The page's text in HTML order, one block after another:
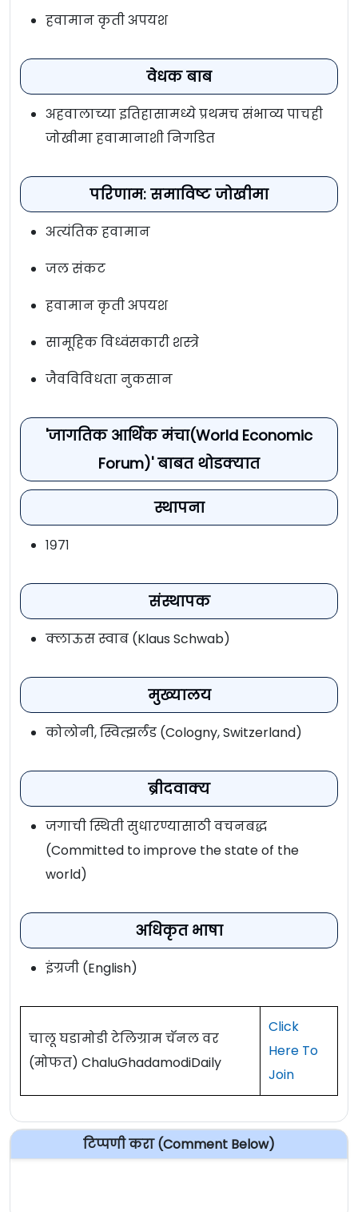
हवामान कृती अपयश
वेधक बाब
अहवालाच्या इतिहासामध्ये प्रथमच संभाव्य पाचही
जोखीमा हवामानाशी निगडित
परिणाम: समाविष्ट जोखीमा
अत्यंतिक हवामान
जल संकट
हवामान कृती अपयश
सामूहिक विध्वंसकारी शस्त्रे
जैवविविधता नुकसान
'जागतिक आर्थिक मंचा(World Economic
Forum)' बाबत थोडक्यात
स्थापना
१९७१
संस्थापक
क्लाऊस स्वाब (Klaus Schwab)
मुख्यालय
कोलोनी, स्वित्झर्लंड (Cologny, Switzerland)
ब्रीदवाक्य
जगाची स्थिती सुधारण्यासाठी वचनबद्ध
(Committed to improve the state of the
world)
अधिकृत भाषा
इंग्रजी (English)
चालू घडामोडी टेलिग्राम चॅनल वर
(मोफत) ChaluGhadamodiDaily
Click
Here To
Join
टिप्पणी करा (Comment Below)